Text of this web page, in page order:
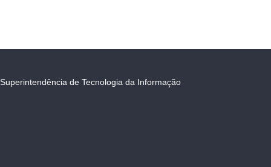
Superintendência de Tecnologia da Informação